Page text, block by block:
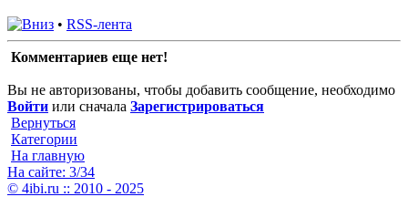
• RSS-лента
Комментариев еще нет!
Вы не авторизованы, чтобы добавить сообщение, необходимо
Войти или сначала Зарегистрироваться
Вернуться
Категории
На главную
На сайте: 3/34
© 4ibi.ru :: 2010 - 2025